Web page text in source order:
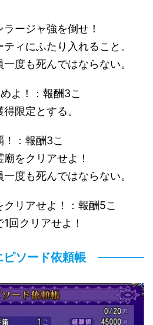
ージャ強を倒せ！
ィにふたり入れること。
度も死んではならない。
よ！：報酬3こ
限定とする。
：報酬3こ
をクリアせよ！
度も死んではならない。
リアせよ！：報酬5こ
回クリアせよ！
ピソード依頼帳